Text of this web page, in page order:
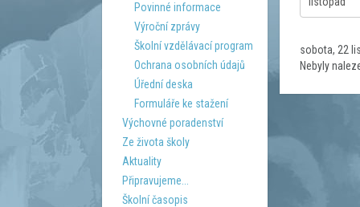
sobota, 22
Nebyly
Povinné informace
Výroční zprávy
Školní vzdělávací program
Ochrana osobních údajů
Úřední deska
Formuláře ke stažení
Výchovné poradenství
Ze života školy
Aktuality
Připravujeme...
Školní časopis